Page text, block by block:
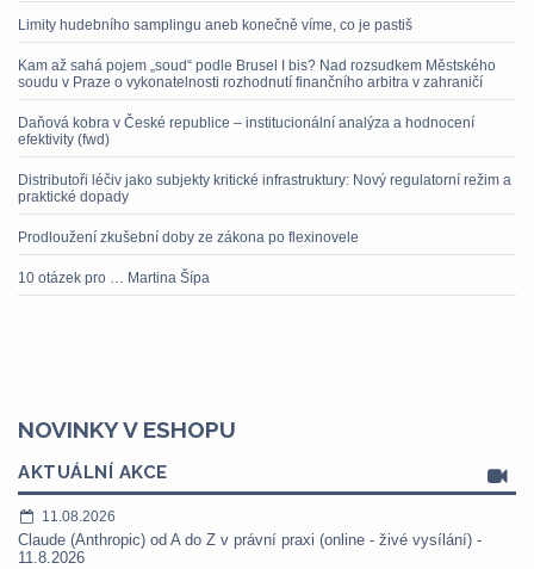
Limity hudebního samplingu aneb konečně víme, co je pastiš
Kam až sahá pojem „soud“ podle Brusel I bis? Nad rozsudkem Městského
soudu v Praze o vykonatelnosti rozhodnutí finančního arbitra v zahraničí
Daňová kobra v České republice – institucionální analýza a hodnocení
efektivity (fwd)
Distributoři léčiv jako subjekty kritické infrastruktury: Nový regulatorní režim a
praktické dopady
Prodloužení zkušební doby ze zákona po flexinovele
10 otázek pro … Martina Šípa
NOVINKY V ESHOPU
AKTUÁLNÍ AKCE
11.08.2026
Claude (Anthropic) od A do Z v právní praxi (online - živé vysílání) -
11.8.2026